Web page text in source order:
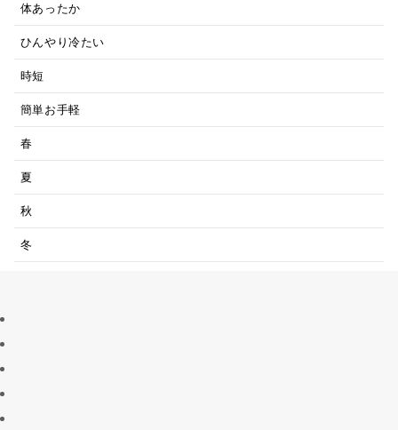
体あったか
ひんやり冷たい
時短
簡単お手軽
春
夏
秋
冬